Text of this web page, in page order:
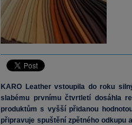
KARO Leather vstoupila do roku
slabému prvnímu čtvrtletí dosáhla
produktům s vyšší přidanou
připravuje spuštění zpětného